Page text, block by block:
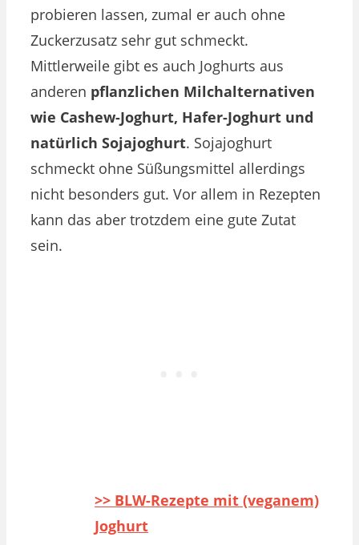
probieren lassen, zumal er auch ohne
Zuckerzusatz sehr gut schmeckt.
Mittlerweile gibt es auch Joghurts aus
anderen pflanzlichen Milchalternativen
wie Cashew-Joghurt, Hafer-Joghurt und
natürlich Sojajoghurt. Sojajoghurt
schmeckt ohne Süßungsmittel allerdings
nicht besonders gut. Vor allem in Rezepten
kann das aber trotzdem eine gute Zutat
sein.
>> BLW-Rezepte mit (veganem)
Joghurt